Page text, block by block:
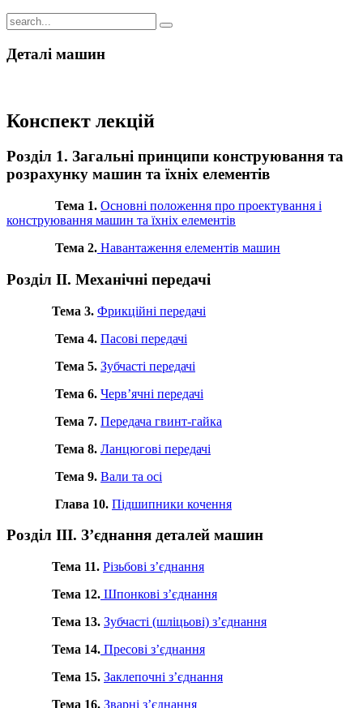
Деталі машин
Конспект лекцій
Розділ 1. Загальні принципи конструювання та
розрахунку машин та їхніх елементів
Тема 1. Основні положення про проектування і
конструювання машин та їхніх елементів
Тема 2. Навантаження елементів машин
Розділ ІІ. Механічні передачі
Тема 3. Фрикційні передачі
Тема 4. Пасові передачі
Тема 5. Зубчасті передачі
Тема 6. Черв’ячні передачі
Тема 7. Передача гвинт-гайка
Тема 8. Ланцюгові передачі
Тема 9. Вали та осі
Глава 10. Підшипники кочення
Розділ ІІІ. З’єднання деталей машин
Тема 11. Різьбові з’єднання
Тема 12. Шпонкові з’єднання
Тема 13. Зубчасті (шліцьові) з’єднання
Тема 14. Пресові з’єднання
Тема 15. Заклепочні з’єднання
Тема 16. Зварні з’єднання